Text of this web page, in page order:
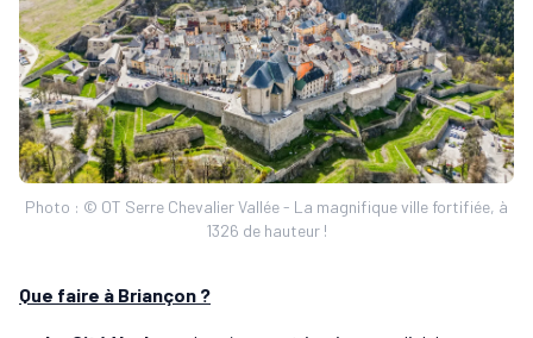
Photo : © OT Serre Chevalier Vallée - La magnifique ville fortifiée, à
1326 de hauteur !
Que faire à Briançon ?